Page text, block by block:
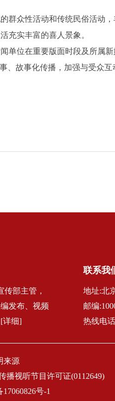
群众性活动和传统民俗活动
充实丰富的喜人景象。
单位在重要版面时段及所属
、故事化传播，加强与受众
传部主管，
发布、视频
详细]
联系我
地址:北
邮编
热线电话
来源
播视听节目许可证(0112649)
17060826号-1